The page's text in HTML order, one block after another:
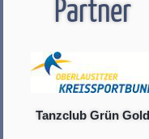
Partner
Tanzclub Grün Gold